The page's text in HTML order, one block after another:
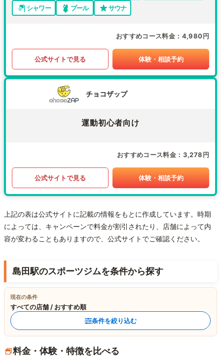
シャワー
プール サウナ
おすすめコース料金 4,980円
公式サイトで見る 体験・相談予約
チョコザップ
運動初心者向け
おすすめコース料金 3,278円
公式サイトで見る 体験・相談予約
上記の表は公式サイトに記載の情報をもとに作成しています。時期
によっては、キャンペーンで料金が割引されたり、店舗によって内
容が変わることもありますので、公式サイトでご確認ください。
島田駅のスポーツジムを条件から探す
現在の条件
すべての店舗 / おすすめ順
条件を絞り込む
料金・体験・特徴を比べる